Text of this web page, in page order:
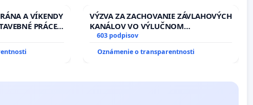
A VÍKENDY
PRÁCE
DO 13.00
VÝZVA ZA ZACHOVANIE ZÁVLAHOVÝCH
KANÁLOV VO VÝLUČNOM
VLASTNÍCTVE A POD KONTROLOU
riešenie zanedbaného stavu
603 podpisov
Oznámenie o transparentnosti